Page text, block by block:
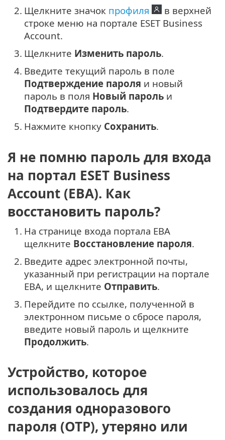
2. Щелкните значок профиля
в верхней
строке меню на портале ESET Business
Account.
3. Щелкните Изменить пароль.
4. Введите текущий пароль в поле
Подтверждение пароля и новый
пароль в поля Новый пароль и
Подтвердите пароль.
5. Нажмите кнопку Сохранить.
Я не помню пароль для входа
на портал ESET Business
Account (EBA). Как
восстановить пароль?
1. На странице входа портала EBA
щелкните Восстановление пароля.
2. Введите адрес электронной почты,
указанный при регистрации на портале
EBA, и щелкните Отправить.
3. Перейдите по ссылке, полученной в
электронном письме о сбросе пароля,
введите новый пароль и щелкните
Продолжить.
Устройство, которое
использовалось для
создания одноразового
пароля (OTP), утеряно или